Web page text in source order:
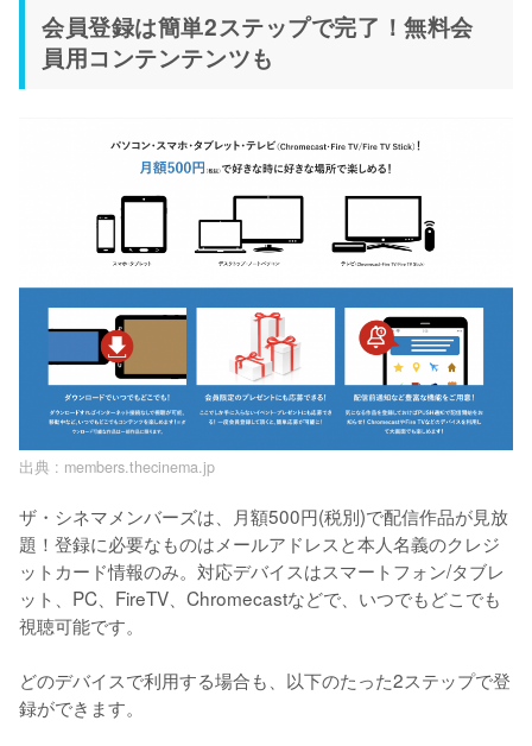
会員登録は簡単2ステップで完了！無料会
員用コンテンテンツも
出典 : members.thecinema.jp
ザ・シネマメンバーズは、月額500円(税別)で配信作品が見放
題！登録に必要なものはメールアドレスと本人名義のクレジ
ットカード情報のみ。対応デバイスはスマートフォン/タブレ
ット、PC、FireTV、Chromecastなどで、いつでもどこでも
視聴可能です。
どのデバイスで利用する場合も、以下のたった2ステップで登
録ができます。